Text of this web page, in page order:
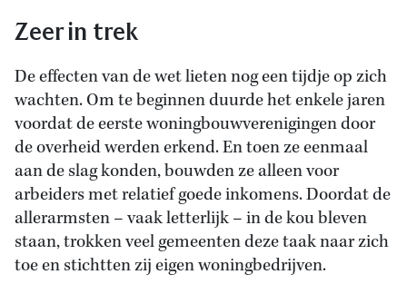
Zeer in trek
De effecten van de wet lieten nog een tijdje op zich
wachten. Om te beginnen duurde het enkele jaren
voordat de eerste woningbouwverenigingen door
de overheid werden erkend. En toen ze eenmaal
aan de slag konden, bouwden ze alleen voor
arbeiders met relatief goede inkomens. Doordat de
allerarmsten – vaak letterlijk – in de kou bleven
staan, trokken veel gemeenten deze taak naar zich
toe en stichtten zij eigen woningbedrijven.